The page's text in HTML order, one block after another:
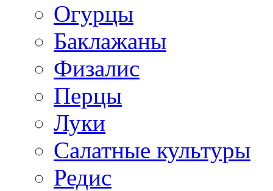
Огурцы
Баклажаны
Физалис
Перцы
Луки
Салатные культуры
Редис